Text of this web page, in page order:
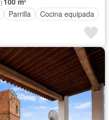
Parrilla Cocina equipada